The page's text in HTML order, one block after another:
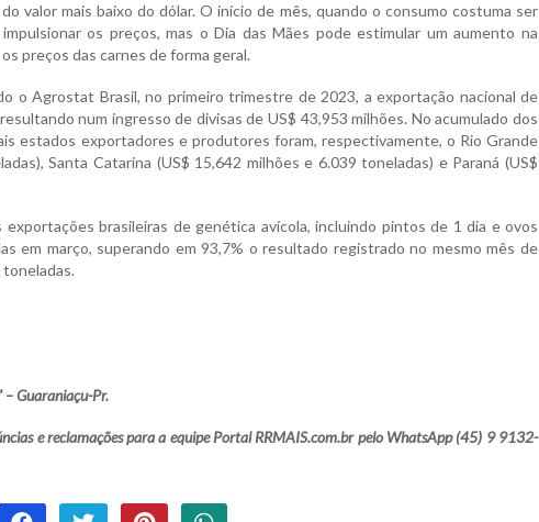
valor mais baixo do dólar. O início de mês, quando o consumo costuma ser
os preços, mas o Dia das Mães pode estimular um aumento na
preços das carnes de forma geral.
o Agrostat Brasil, no primeiro trimestre de 2023, a exportação nacional de
num ingresso de divisas de US$ 43,953 milhões. No acumulado dos
estados exportadores e produtores foram, respectivamente, o Rio Grande
Santa Catarina (US$ 15,642 milhões e 6.039 toneladas) e Paraná (US$
exportações brasileiras de genética avícola, incluindo pintos de 1 dia e ovos
em março, superando em 93,7% o resultado registrado no mesmo mês de
toneladas.
– Guaraniaçu-Pr.
e reclamações para a equipe Portal RRMAIS.com.br pelo WhatsApp (45) 9 9132-